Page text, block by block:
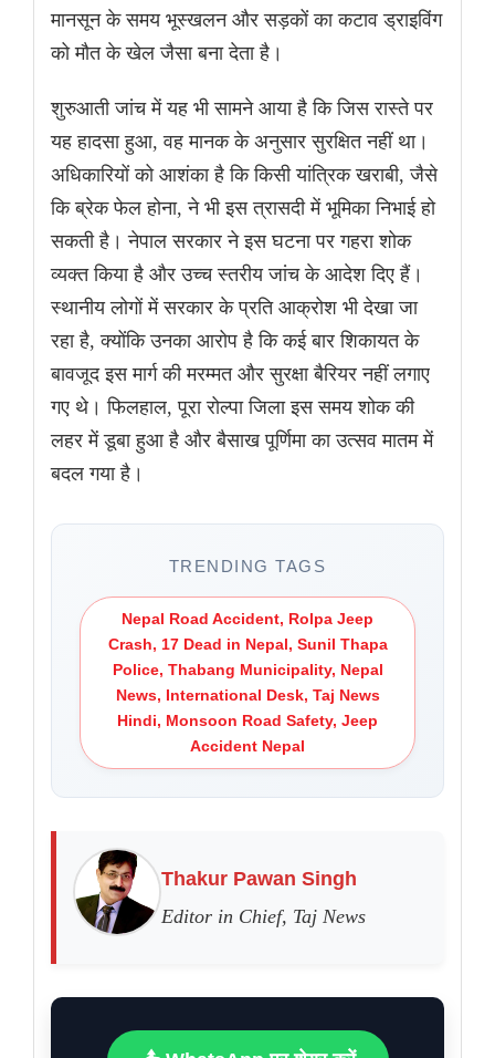
मानसून के समय भूस्खलन और सड़कों का कटाव ड्राइविंग
को मौत के खेल जैसा बना देता है।
शुरुआती जांच में यह भी सामने आया है कि जिस रास्ते पर
यह हादसा हुआ, वह मानक के अनुसार सुरक्षित नहीं था।
अधिकारियों को आशंका है कि किसी यांत्रिक खराबी, जैसे
कि ब्रेक फेल होना, ने भी इस त्रासदी में भूमिका निभाई हो
सकती है। नेपाल सरकार ने इस घटना पर गहरा शोक
व्यक्त किया है और उच्च स्तरीय जांच के आदेश दिए हैं।
स्थानीय लोगों में सरकार के प्रति आक्रोश भी देखा जा
रहा है, क्योंकि उनका आरोप है कि कई बार शिकायत के
बावजूद इस मार्ग की मरम्मत और सुरक्षा बैरियर नहीं लगाए
गए थे। फिलहाल, पूरा रोल्पा जिला इस समय शोक की
लहर में डूबा हुआ है और बैसाख पूर्णिमा का उत्सव मातम में
बदल गया है।
TRENDING TAGS
Nepal Road Accident, Rolpa Jeep
Crash, 17 Dead in Nepal, Sunil Thapa
Police, Thabang Municipality, Nepal
News, International Desk, Taj News
Hindi, Monsoon Road Safety, Jeep
Accident Nepal
Thakur Pawan Singh
Editor in Chief, Taj News